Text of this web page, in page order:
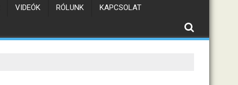
VIDEÓK RÓLUNK KAPCSOLAT